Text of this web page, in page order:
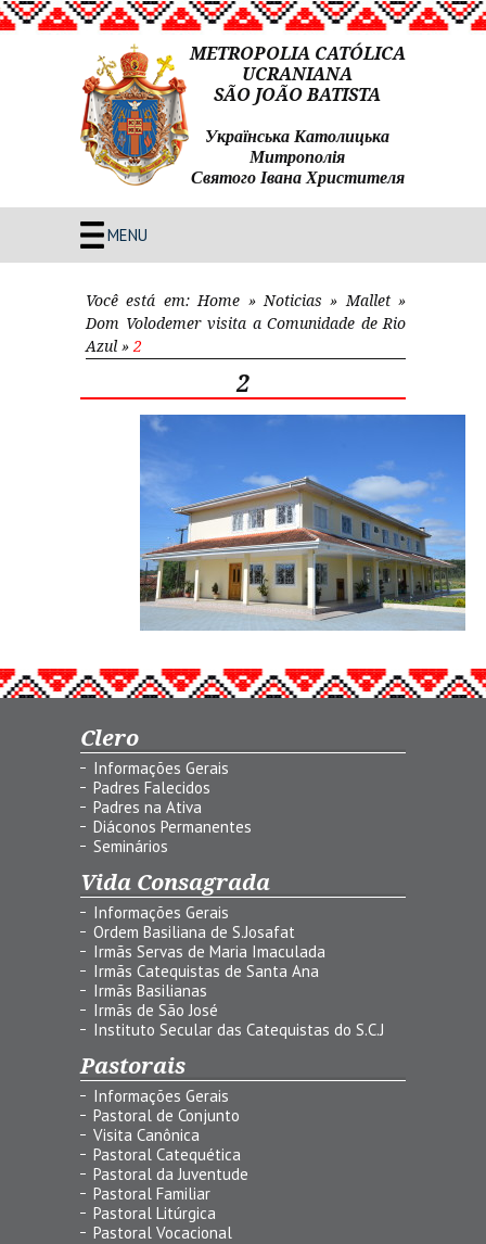
METROPOLIA CATÓLICA
UCRANIANA
SÃO JOÃO BATISTA
Українська Католицька
Митрополія
Святого Івана Христителя
MENU
Você está em: Home » Noticias » Mallet»
Dom Volodemer visita a Comunidade de Rio
Azul » 2
2
Clero
Informações Gerais
Padres Falecidos
Padres na Ativa
Diáconos Permanentes
Seminários
Vida Consagrada
Informações Gerais
Ordem Basiliana de S.Josafat
Irmãs Servas de Maria Imaculada
Irmãs Catequistas de Santa Ana
Irmãs Basilianas
Irmãs de São José
Instituto Secular das Catequistas do S.C.J
Pastorais
Informações Gerais
Pastoral de Conjunto
Visita Canônica
Pastoral Catequética
Pastoral da Juventude
Pastoral Familiar
Pastoral Litúrgica
Pastoral Vocacional